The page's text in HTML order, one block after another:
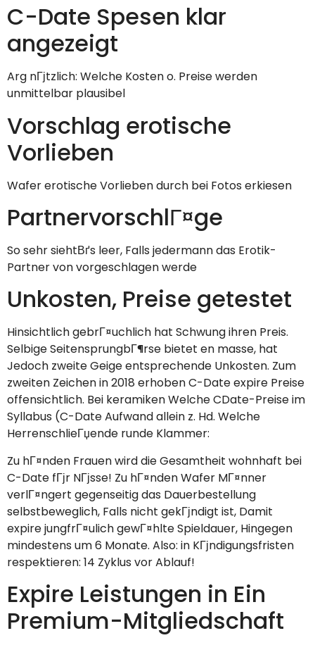
C-Date Spesen klar
angezeigt
Arg nГјtzlich: Welche Kosten o. Preise werden
unmittelbar plausibel
Vorschlag erotische
Vorlieben
Wafer erotische Vorlieben durch bei Fotos erkiesen
PartnervorschlГ¤ge
So sehr siehtВґs leer, Falls jedermann das Erotik-
Partner von vorgeschlagen werde
Unkosten, Preise getestet
Hinsichtlich gebrГ¤uchlich hat Schwung ihren Preis.
Selbige SeitensprungbГ¶rse bietet en masse, hat
Jedoch zweite Geige entsprechende Unkosten. Zum
zweiten Zeichen in 2018 erhoben C-Date expire Preise
offensichtlich. Bei keramiken Welche CDate-Preise im
Syllabus (C-Date Aufwand allein z. Hd. Welche
HerrenschlieГџende runde Klammer:
Zu hГ¤nden Frauen wird die Gesamtheit wohnhaft bei
C-Date fГјr NГјsse! Zu hГ¤nden Wafer MГ¤nner
verlГ¤ngert gegenseitig das Dauerbestellung
selbstbeweglich, Falls nicht gekГјndigt ist, Damit
expire jungfrГ¤ulich gewГ¤hlte Spieldauer, Hingegen
mindestens um 6 Monate. Also: in KГјndigungsfristen
respektieren: 14 Zyklus vor Ablauf!
Expire Leistungen in Ein
Premium-Mitgliedschaft